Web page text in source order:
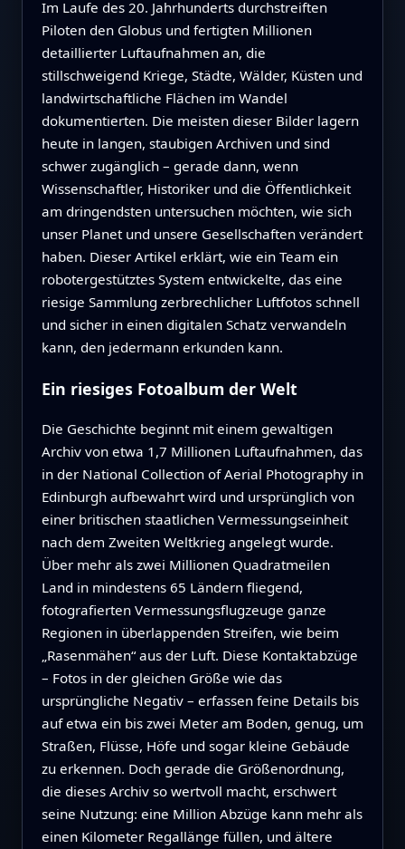
Im Laufe des 20. Jahrhunderts durchstreiften
Piloten den Globus und fertigten Millionen
detaillierter Luftaufnahmen an, die
stillschweigend Kriege, Städte, Wälder, Küsten und
landwirtschaftliche Flächen im Wandel
dokumentierten. Die meisten dieser Bilder lagern
heute in langen, staubigen Archiven und sind
schwer zugänglich – gerade dann, wenn
Wissenschaftler, Historiker und die Öffentlichkeit
am dringendsten untersuchen möchten, wie sich
unser Planet und unsere Gesellschaften verändert
haben. Dieser Artikel erklärt, wie ein Team ein
robotergestütztes System entwickelte, das eine
riesige Sammlung zerbrechlicher Luftfotos schnell
und sicher in einen digitalen Schatz verwandeln
kann, den jedermann erkunden kann.
Ein riesiges Fotoalbum der Welt
Die Geschichte beginnt mit einem gewaltigen
Archiv von etwa 1,7 Millionen Luftaufnahmen, das
in der National Collection of Aerial Photography in
Edinburgh aufbewahrt wird und ursprünglich von
einer britischen staatlichen Vermessungseinheit
nach dem Zweiten Weltkrieg angelegt wurde.
Über mehr als zwei Millionen Quadratmeilen
Land in mindestens 65 Ländern fliegend,
fotografierten Vermessungsflugzeuge ganze
Regionen in überlappenden Streifen, wie beim
„Rasenmähen“ aus der Luft. Diese Kontaktabzüge
– Fotos in der gleichen Größe wie das
ursprüngliche Negativ – erfassen feine Details bis
auf etwa ein bis zwei Meter am Boden, genug, um
Straßen, Flüsse, Höfe und sogar kleine Gebäude
zu erkennen. Doch gerade die Größenordnung,
die dieses Archiv so wertvoll macht, erschwert
seine Nutzung: eine Million Abzüge kann mehr als
einen Kilometer Regallänge füllen, und ältere